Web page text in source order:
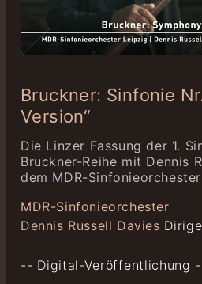
Bruckner: Sinfonie
Version“
Die Linzer Fassung der 1.
Bruckner-Reihe mit Dennis
dem MDR-Sinfonieorchester
MDR-Sinfonieorchester
Dennis Russell Davies
-- Digital-Veröffentlichung